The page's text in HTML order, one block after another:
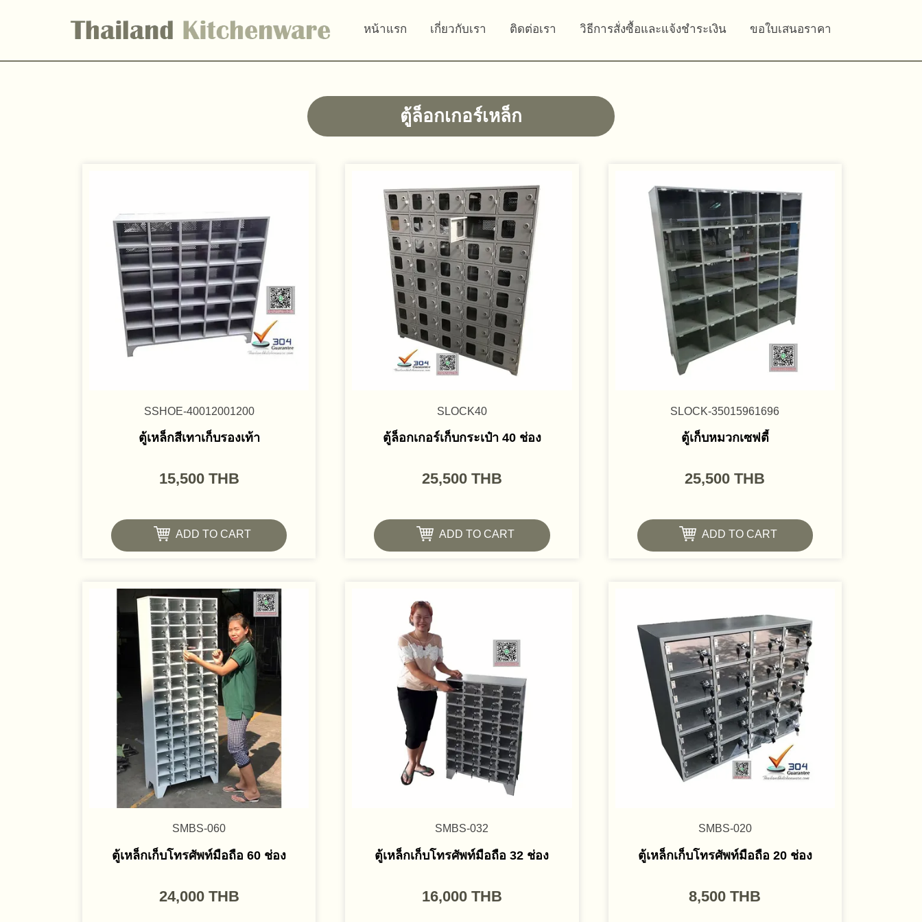
หน้าแรก เกี่ยวกับเรา ติดต่อเรา วิธีการสั่งซื้อและแจ้งชำระเงิน ขอใบเสนอราคา
ตู้ล็อกเกอร์เหล็ก
SSHOE-40012001200
ตู้เหล็กสีเทาเก็บรองเท้า
15,500 THB
ADD TO CART
SLOCK40
ตู้ล็อกเกอร์เก็บกระเป๋า 40 ช่อง
25,500 THB
ADD TO CART
SLOCK-35015961696
ตู้เก็บหมวกเซฟตี้
25,500 THB
ADD TO CART
SMBS-060
ตู้เหล็กเก็บโทรศัพท์มือถือ 60 ช่อง
24,000 THB
SMBS-032
ตู้เหล็กเก็บโทรศัพท์มือถือ 32 ช่อง
16,000 THB
SMBS-020
ตู้เหล็กเก็บโทรศัพท์มือถือ 20 ช่อง
8,500 THB